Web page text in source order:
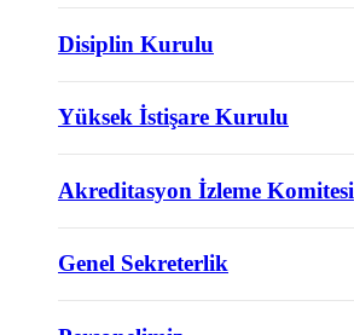
Disiplin Kurulu
Yüksek İstişare Kurulu
Akreditasyon İzleme Komitesi
Genel Sekreterlik